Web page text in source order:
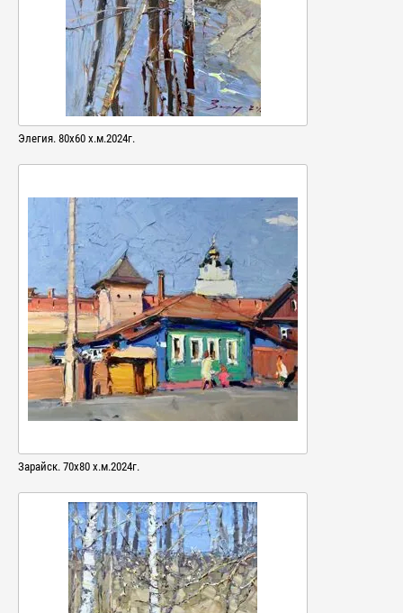
Элегия. 80х60 х.м.2024г.
Зарайск. 70х80 х.м.2024г.